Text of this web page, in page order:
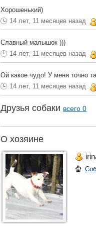
Хорошенький)
14 лет, 11 месяцев назад
Славный малышок )))
14 лет, 11 месяцев назад
Ой какое чудо! У меня точно
14 лет, 11 месяцев назад
Друзья собаки всего 0
О хозяине